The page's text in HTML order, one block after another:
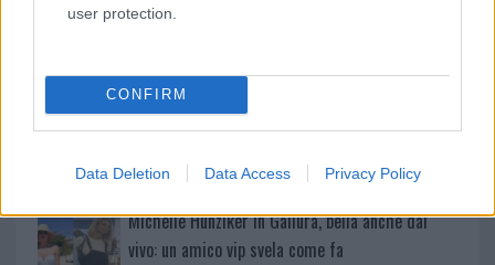
user protection.
CONFIRM
Data Deletion Data Access Privacy Policy
Le previsioni meteo per il weekend a Olbia e in
Michelle Hunziker in Gallura, bella anche dal
vivo: un amico vip svela come fa